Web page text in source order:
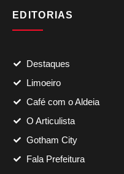
EDITORIAS
Destaques
Limoeiro
Café com o Aldeia
O Articulista
Gotham City
Fala Prefeitura